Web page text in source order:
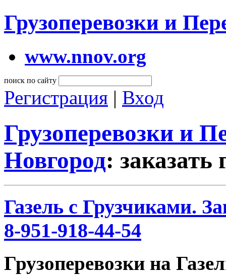
Грузоперевозки и
www.nnov.org
поиск по сайту
Регистрация | Вход
Грузоперевозки и
Новгород: заказать
Газель с Грузчиками.
8-951-918-44-54
Грузоперевозки на